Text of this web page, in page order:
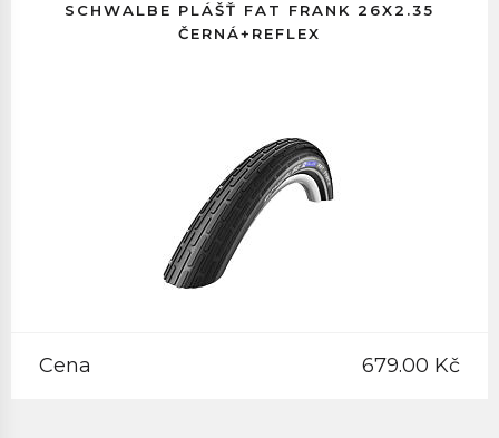
SCHWALBE PLÁŠŤ FAT FRANK 26X2.35
ČERNÁ+REFLEX
Cena 679.00 Kč